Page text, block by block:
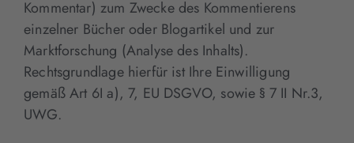
Kommentar) zum Zwecke des Kommentierens
einzelner Bücher oder Blogartikel und zur
Marktforschung (Analyse des Inhalts).
Rechtsgrundlage hierfür ist Ihre Einwilligung
gemäß Art 6I a), 7, EU DSGVO, sowie § 7 II Nr.3,
UWG.